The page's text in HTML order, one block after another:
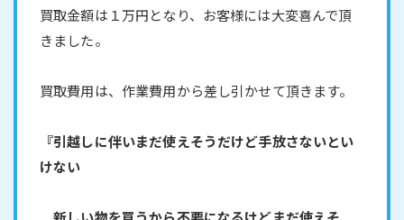
買取金額は１万円となり、お客様には大変喜んで頂
きました。
買取費用は、作業費用から差し引かせて頂きます。
『引越しに伴いまだ使えそうだけど手放さないとい
けない